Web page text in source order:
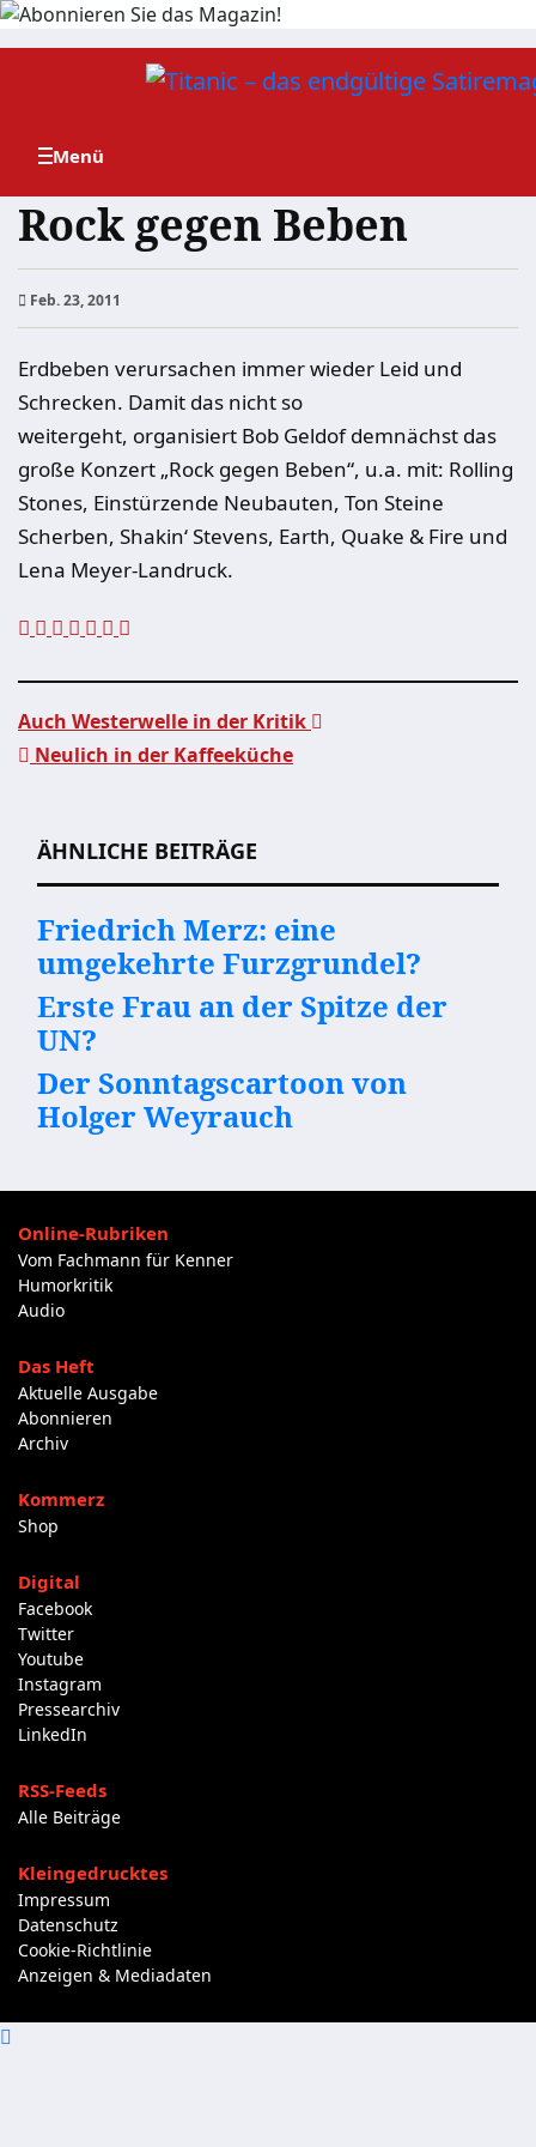
Zum
Rock gegen Beben
Feb. 23, 2011
Erdbeben verursachen immer wieder Leid und
Schrecken. Damit das nicht so
weitergeht, organisiert Bob Geldof demnächst das
große Konzert „Rock gegen Beben“, u.a. mit: Rolling
Stones, Einstürzende Neubauten, Ton Steine
Scherben, Shakin‘ Stevens, Earth, Quake & Fire und
Lena Meyer-Landruck.
Auch Westerwelle in der Kritik
Neulich in der Kaffeeküche
ÄHNLICHE BEITRÄGE
Friedrich Merz: eine
umgekehrte Furzgrundel?
Erste Frau an der Spitze der
UN?
Der Sonntagscartoon von
Holger Weyrauch
Online-Rubriken
Vom Fachmann für Kenner
Humorkritik
Audio
Das Heft
Aktuelle Ausgabe
Abonnieren
Archiv
Kommerz
Shop
Digital
Facebook
Twitter
Youtube
Instagram
Pressearchiv
LinkedIn
RSS-Feeds
Alle Beiträge
Kleingedrucktes
Impressum
Datenschutz
Cookie-Richtlinie
Anzeigen & Mediadaten